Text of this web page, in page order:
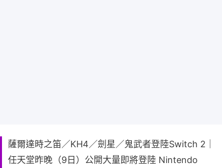
薩爾達時之笛／KH4／劍星／鬼武者登陸Switch 2｜
任天堂昨晚（9日）公開大量即將登陸 Nintendo